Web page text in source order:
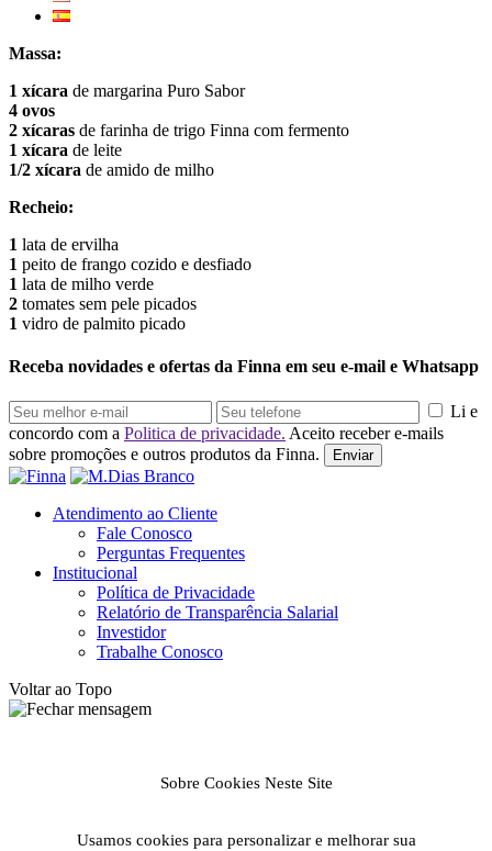
Massa:
1 xícara de margarina Puro Sabor
4 ovos
2 xícaras de farinha de trigo Finna com fermento
1 xícara de leite
1/2 xícara de amido de milho
Recheio:
1 lata de ervilha
1 peito de frango cozido e desfiado
1 lata de milho verde
2 tomates sem pele picados
1 vidro de palmito picado
Receba novidades e ofertas da Finna em seu e-mail e Whatsapp
Li e
concordo com a Politica de privacidade. Aceito receber e-mails
sobre promoções e outros produtos da Finna.
Enviar
Atendimento ao Cliente
Fale Conosco
Perguntas Frequentes
Institucional
Política de Privacidade
Relatório de Transparência Salarial
Investidor
Trabalhe Conosco
Voltar ao Topo
Sobre Cookies Neste Site
Usamos cookies para personalizar e melhorar sua